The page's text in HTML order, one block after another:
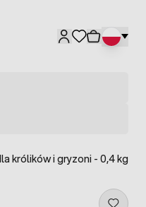
królików i gryzoni - 0,4 kg